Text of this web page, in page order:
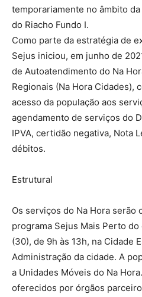
temporariamente no âmbito
do Riacho Fundo I.
Como parte da estratégia de
Sejus iniciou, em junho de
de Autoatendimento do Na
Regionais (Na Hora Cidades),
acesso da população aos
agendamento de serviços do
IPVA, certidão negativa, Nota
débitos.
Estrutural
Os serviços do Na Hora serão
programa Sejus Mais Perto
(30), de 9h às 13h, na Cidade
Administração da cidade. A
a Unidades Móveis do Na
oferecidos por órgãos